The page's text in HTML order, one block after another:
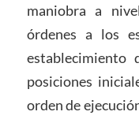
maniobra a
órdenes a los
establecimiento
posiciones
orden de